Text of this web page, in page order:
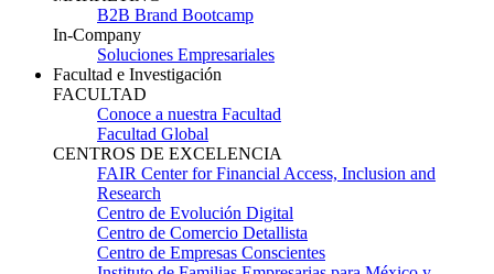
B2B Brand Bootcamp
In-Company
Soluciones Empresariales
Facultad e Investigación
FACULTAD
Conoce a nuestra Facultad
Facultad Global
CENTROS DE EXCELENCIA
FAIR Center for Financial Access, Inclusion and
Research
Centro de Evolución Digital
Centro de Comercio Detallista
Centro de Empresas Conscientes